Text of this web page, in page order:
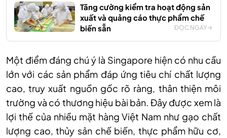
Tăng cường kiểm tra hoạt động sản
xuất và quảng cáo thực phẩm chế
biến sẵn
ĐỌC NGAY
Một điểm đáng chú ý là Singapore hiện có nhu cầu
lớn với các sản phẩm đáp ứng tiêu chí chất lượng
cao, truy xuất nguồn gốc rõ ràng, thân thiện môi
trường và có thương hiệu bài bản. Đây được xem là
lợi thế của nhiều mặt hàng Việt Nam như gạo chất
lượng cao, thủy sản chế biến, thực phẩm hữu cơ,